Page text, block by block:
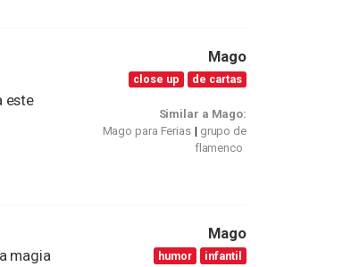
este
Mago
close up de cartas
Similar a Mago:
Mago para Ferias
grupo de
flamenco
magia
Mago
humor infantil